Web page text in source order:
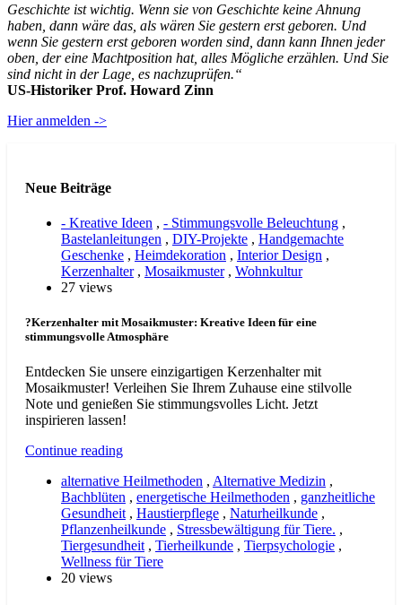
Geschichte ist wichtig. Wenn sie von Geschichte keine Ahnung
haben, dann wäre das, als wären Sie gestern erst geboren. Und
wenn Sie gestern erst geboren worden sind, dann kann Ihnen jeder
oben, der eine Machtposition hat, alles Mögliche erzählen. Und Sie
sind nicht in der Lage, es nachzuprüfen.“
US-Historiker Prof. Howard Zinn
Hier anmelden ->
Neue Beiträge
- Kreative Ideen , - Stimmungsvolle Beleuchtung ,
Bastelanleitungen , DIY-Projekte , Handgemachte
Geschenke , Heimdekoration , Interior Design ,
Kerzenhalter, Mosaikmuster, Wohnkultur
27 views
?Kerzenhalter mit Mosaikmuster: Kreative Ideen für eine
stimmungsvolle Atmosphäre
Entdecken Sie unsere einzigartigen Kerzenhalter mit
Mosaikmuster! Verleihen Sie Ihrem Zuhause eine stilvolle
Note und genießen Sie stimmungsvolles Licht. Jetzt
inspirieren lassen!
Continue reading
alternative Heilmethoden , Alternative Medizin ,
Bachblüten , energetische Heilmethoden , ganzheitliche
Gesundheit , Haustierpflege , Naturheilkunde ,
Pflanzenheilkunde , Stressbewältigung für Tiere. ,
Tiergesundheit , Tierheilkunde , Tierpsychologie ,
Wellness für Tiere
20 views